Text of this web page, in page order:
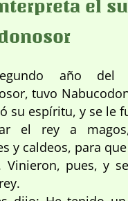
el
año del
tuvo
su espíritu, y se le
el rey a
y caldeos, para
Vinieron, pues, y